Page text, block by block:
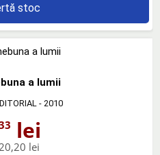
stoc
a lumii
- 2010
lei
20,20 lei